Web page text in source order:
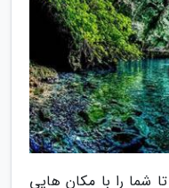
تا شما را با مکان هایی